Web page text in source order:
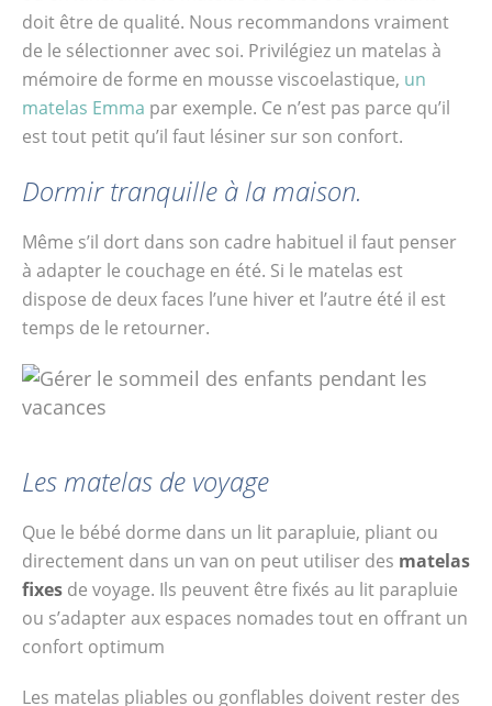
le matelas est dispose de deux faces l’une
hiver et l’autre été il est temps de le
retourner. Les matelas de voyage Que le
bébé dorme dans un lit parapluie, pliant ou
directement dans un van on peut utiliser des
fixés au lit parapluie ou s’adapter aux
espaces…
doit être de qualité. Nous recommandons vraiment
de le sélectionner avec soi. Privilégiez un matelas à
mémoire de forme en mousse viscoelastique, un
matelas Emma par exemple. Ce n’est pas parce qu’il
est tout petit qu’il faut lésiner sur son confort.
Dormir tranquille à la maison.
Même s’il dort dans son cadre habituel il faut penser
à adapter le couchage en été. Si le matelas est
dispose de deux faces l’une hiver et l’autre été il est
temps de le retourner.
Les matelas de voyage
Que le bébé dorme dans un lit parapluie, pliant ou
directement dans un van on peut utiliser des matelas
fixes de voyage. Ils peuvent être fixés au lit parapluie
ou s’adapter aux espaces nomades tout en offrant un
confort optimum
Les matelas pliables ou gonflables doivent rester des